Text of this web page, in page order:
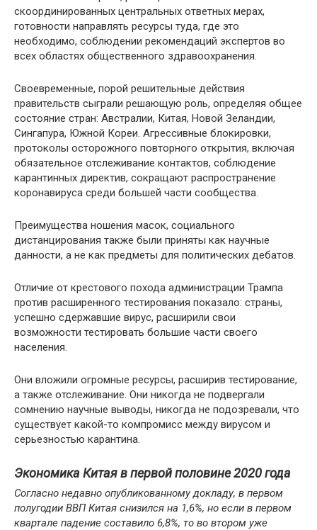
скоординированных центральных ответных мерах,
готовности направлять ресурсы туда, где это
необходимо, соблюдении рекомендаций экспертов во
всех областях общественного здравоохранения.
Своевременные, порой решительные действия
правительств сыграли решающую роль, определяя общее
состояние стран: Австралии, Китая, Новой Зеландии,
Сингапура, Южной Кореи. Агрессивные блокировки,
протоколы осторожного повторного открытия, включая
обязательное отслеживание контактов, соблюдение
карантинных директив, сокращают распространение
коронавируса среди большей части сообщества.
Преимущества ношения масок, социального
дистанцирования также были приняты как научные
данности, а не как предметы для политических дебатов.
Отличие от крестового похода администрации Трампа
против расширенного тестирования показало: страны,
успешно сдержавшие вирус, расширили свои
возможности тестировать большие части своего
населения.
Они вложили огромные ресурсы, расширив тестирование,
а также отслеживание. Они никогда не подвергали
сомнению научные выводы, никогда не подозревали, что
существует какой-то компромисс между вирусом и
серьезностью карантина.
Экономика Китая в первой половине 2020 года
Согласно недавно опубликованному докладу, в первом
полугодии ВВП Китая снизился на 1,6%, но если в первом
квартале падение составило 6,8%, то во втором уже